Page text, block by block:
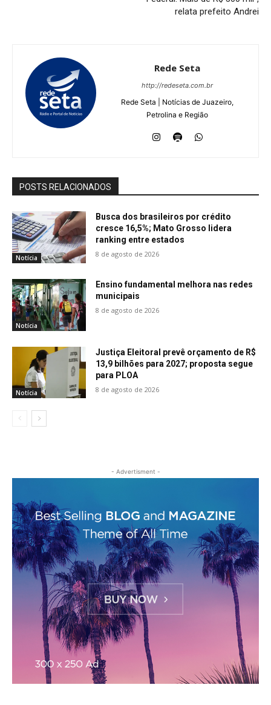
relata prefeito Andrei
Rede Seta
http://redeseta.com.br
Rede Seta | Notícias de Juazeiro,
Petrolina e Região
POSTS RELACIONADOS
Notícia
Busca dos brasileiros por crédito
cresce 16,5%; Mato Grosso lidera
ranking entre estados
8 de agosto de 2026
Notícia
Ensino fundamental melhora nas redes
municipais
8 de agosto de 2026
Notícia
Justiça Eleitoral prevê orçamento de R$
13,9 bilhões para 2027; proposta segue
para PLOA
8 de agosto de 2026
- Advertisment -